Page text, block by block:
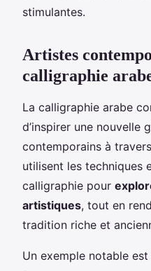
stimulantes.
Artistes
calligraphie
La calligraphie arabe
d’inspirer une nouvelle
contemporains à
utilisent les techniques
calligraphie pour
artistiques, tout en
tradition riche et
Un exemple notable est